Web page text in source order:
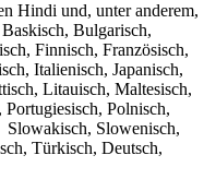
Hindi und, unter anderem,
Bulgarisch,
Finnisch, Französisch,
Italienisch, Japanisch,
Litauisch, Maltesisch,
Polnisch,
Slowakisch, Slowenisch,
Türkisch, Deutsch,